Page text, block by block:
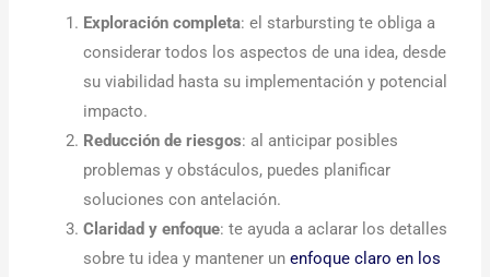
Exploración completa: el starbursting te obliga a
considerar todos los aspectos de una idea, desde
su viabilidad hasta su implementación y potencial
impacto.
Reducción de riesgos: al anticipar posibles
problemas y obstáculos, puedes planificar
soluciones con antelación.
Claridad y enfoque: te ayuda a aclarar los detalles
sobre tu idea y mantener unenfoque claro en los